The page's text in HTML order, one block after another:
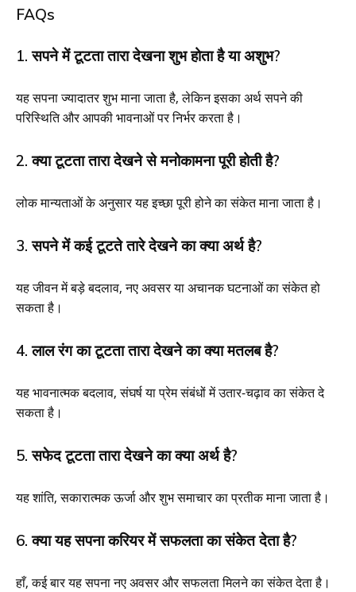
FAQs
1. सपने में टूटता तारा देखना शुभ होता है या अशुभ?
यह सपना ज्यादातर शुभ माना जाता है, लेकिन इसका अर्थ सपने की
परिस्थिति और आपकी भावनाओं पर निर्भर करता है।
2. क्या टूटता तारा देखने से मनोकामना पूरी होती है?
लोक मान्यताओं के अनुसार यह इच्छा पूरी होने का संकेत माना जाता है।
3. सपने में कई टूटते तारे देखने का क्या अर्थ है?
यह जीवन में बड़े बदलाव, नए अवसर या अचानक घटनाओं का संकेत हो
सकता है।
4. लाल रंग का टूटता तारा देखने का क्या मतलब है?
यह भावनात्मक बदलाव, संघर्ष या प्रेम संबंधों में उतार-चढ़ाव का संकेत दे
सकता है।
5. सफेद टूटता तारा देखने का क्या अर्थ है?
यह शांति, सकारात्मक ऊर्जा और शुभ समाचार का प्रतीक माना जाता है।
6. क्या यह सपना करियर में सफलता का संकेत देता है?
हाँ, कई बार यह सपना नए अवसर और सफलता मिलने का संकेत देता है।